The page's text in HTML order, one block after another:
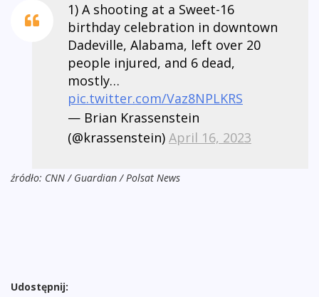
1) A shooting at a Sweet-16
birthday celebration in downtown
Dadeville, Alabama, left over 20
people injured, and 6 dead,
mostly…
pic.twitter.com/Vaz8NPLKRS
— Brian Krassenstein
(@krassenstein) April 16, 2023
źródło: CNN / Guardian / Polsat News
Udostępnij: